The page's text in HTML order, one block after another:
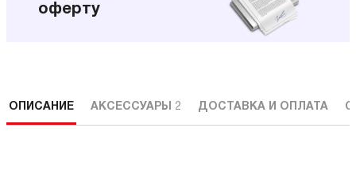
оферту
ОПИСАНИЕ АКСЕССУАРЫ 2 ДОСТАВКА И ОПЛАТА